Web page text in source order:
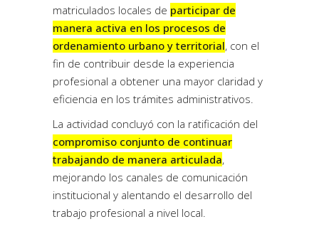
matriculados locales de participar de
manera activa en los procesos de
ordenamiento urbano y territorial, con el
fin de contribuir desde la experiencia
profesional a obtener una mayor claridad y
eficiencia en los trámites administrativos.
La actividad concluyó con la ratificación del
compromiso conjunto de continuar
trabajando de manera articulada,
mejorando los canales de comunicación
institucional y alentando el desarrollo del
trabajo profesional a nivel local.